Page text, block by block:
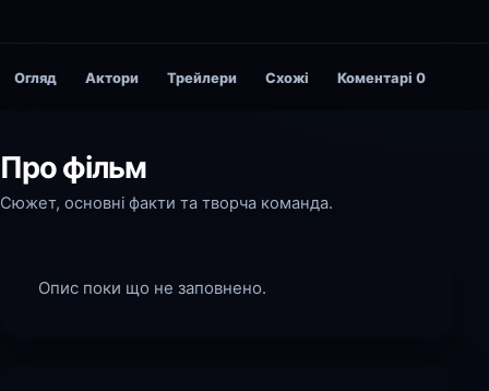
Огляд Актори Трейлери Схожі Коментарі 0
Про фільм
Сюжет, основні факти та творча команда.
Опис поки що не заповнено.